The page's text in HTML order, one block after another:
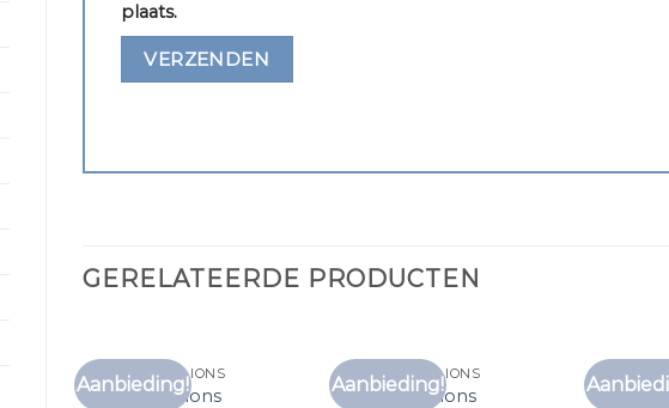
plaats.
GERELATEERDE PRODUCTEN
Aanbieding!
Toevoegen
T SHIRT MALELIONS
t shirt malelions
Aanbieding!
Toevoegen
T SHIRT MALELIONS
t shirt malelions
T SHIRT
t shirt